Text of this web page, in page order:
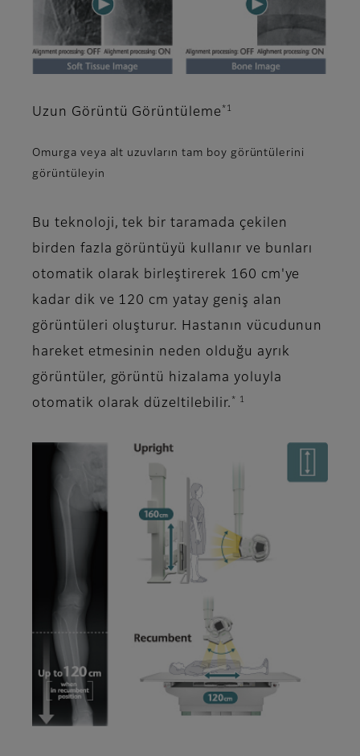
Uzun Görüntü Görüntüleme *1
Omurga veya alt uzuvların tam boy görüntülerini
görüntüleyin
Bu teknoloji, tek bir taramada çekilen
birden fazla görüntüyü kullanır ve bunları
otomatik olarak birleştirerek 160 cm'ye
kadar dik ve 120 cm yatay geniş alan
görüntüleri oluşturur. Hastanın vücudunun
hareket etmesinin neden olduğu ayrık
görüntüler, görüntü hizalama yoluyla
otomatik olarak düzeltilebilir. * 1